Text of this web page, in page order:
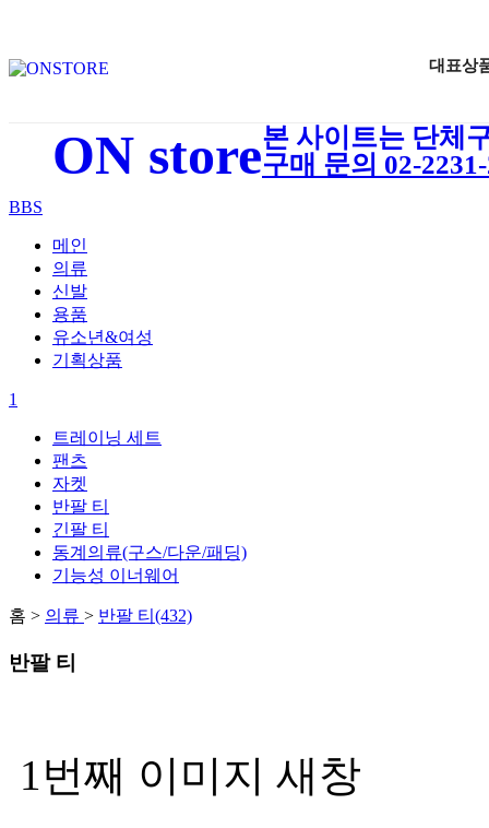
대표상
ON store본 사이트는 단체
구매 문의 02-
BBS
메인
의류
신발
용품
유소년&여성
기획상품
1
트레이닝 세트
팬츠
자켓
반팔 티
긴팔 티
동계의류(구스/다운/패딩)
기능성 이너웨어
홈 > 의류 > 반팔 티(432)
반팔 티
1번째 이미지 새창